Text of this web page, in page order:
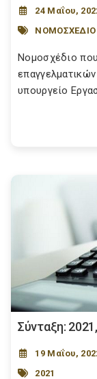
24 Μαΐου,
ΝΟΜΟΣΧΕΔΙΟ
Νομοσχέδιο
υπουργείο
Σύνταξη:
19 Μαΐου,
2021